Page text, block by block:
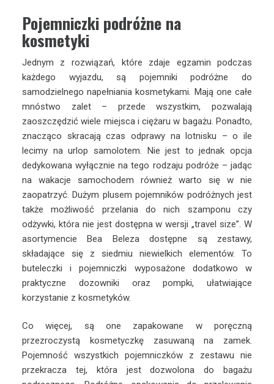
Pojemniczki podróżne na
kosmetyki
Jednym z rozwiązań, które zdaje egzamin podczas
każdego wyjazdu, są pojemniki podróżne do
samodzielnego napełniania kosmetykami. Mają one całe
mnóstwo zalet – przede wszystkim, pozwalają
zaoszczędzić wiele miejsca i ciężaru w bagażu. Ponadto,
znacząco skracają czas odprawy na lotnisku – o ile
lecimy na urlop samolotem. Nie jest to jednak opcja
dedykowana wyłącznie na tego rodzaju podróże – jadąc
na wakacje samochodem również warto się w nie
zaopatrzyć. Dużym plusem pojemników podróżnych jest
także możliwość przelania do nich szamponu czy
odżywki, która nie jest dostępna w wersji „travel size”. W
asortymencie Bea Beleza dostępne są zestawy,
składające się z siedmiu niewielkich elementów. To
buteleczki i pojemniczki wyposażone dodatkowo w
praktyczne dozowniki oraz pompki, ułatwiające
korzystanie z kosmetyków.
Co więcej, są one zapakowane w poręczną
przezroczystą kosmetyczkę zasuwaną na zamek.
Pojemność wszystkich pojemniczków z zestawu nie
przekracza tej, która jest dozwolona do bagażu